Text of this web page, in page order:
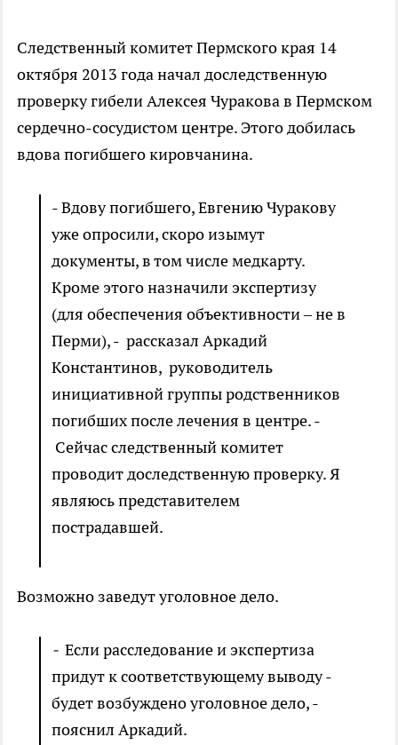
Следственный комитет Пермского края 14
октября 2013 года начал доследственную
проверку гибели Алексея Чуракова в Пермском
сердечно-сосудистом центре. Этого добилась
вдова погибшего кировчанина.
- Вдову погибшего, Евгению Чуракову
уже опросили, скоро изымут
документы, в том числе медкарту.
Кроме этого назначили экспертизу
(для обеспечения объективности – не в
Перми), - рассказал Аркадий
Константинов, руководитель
инициативной группы родственников
погибших после лечения в центре. -
Сейчас следственный комитет
проводит доследственную проверку. Я
являюсь представителем
пострадавшей.
Возможно заведут уголовное дело.
- Если расследование и экспертиза
придут к соответствующему выводу -
будет возбуждено уголовное дело, -
пояснил Аркадий.